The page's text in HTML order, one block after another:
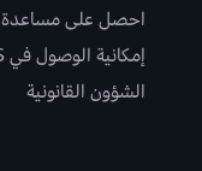
احصل على مساعدة
إمكانية الوصول في AWS
الشؤون القانونية